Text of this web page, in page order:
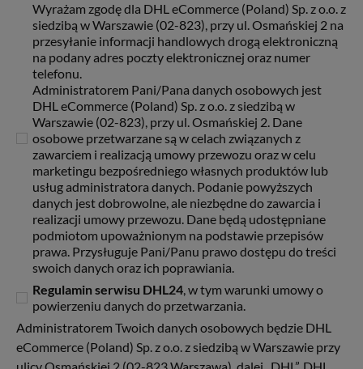
Wyrażam zgodę dla DHL eCommerce (Poland) Sp. z o.o. z
siedzibą w Warszawie (02-823), przy ul. Osmańskiej 2 na
przesyłanie informacji handlowych drogą elektroniczną
na podany adres poczty elektronicznej oraz numer
telefonu.
Administratorem Pani/Pana danych osobowych jest
DHL eCommerce (Poland) Sp. z o.o. z siedzibą w
Warszawie (02-823), przy ul. Osmańskiej 2. Dane
osobowe przetwarzane są w celach związanych z
zawarciem i realizacją umowy przewozu oraz w celu
marketingu bezpośredniego własnych produktów lub
usług administratora danych. Podanie powyższych
danych jest dobrowolne, ale niezbędne do zawarcia i
realizacji umowy przewozu. Dane będą udostępniane
podmiotom upoważnionym na podstawie przepisów
prawa. Przysługuje Pani/Panu prawo dostępu do treści
swoich danych oraz ich poprawiania.
Regulamin serwisu DHL24, w tym warunki umowy o
powierzeniu danych do przetwarzania.
Administratorem Twoich danych osobowych będzie DHL
eCommerce (Poland) Sp. z o.o. z siedzibą w Warszawie przy